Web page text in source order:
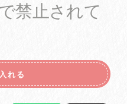
禁止されて
れる